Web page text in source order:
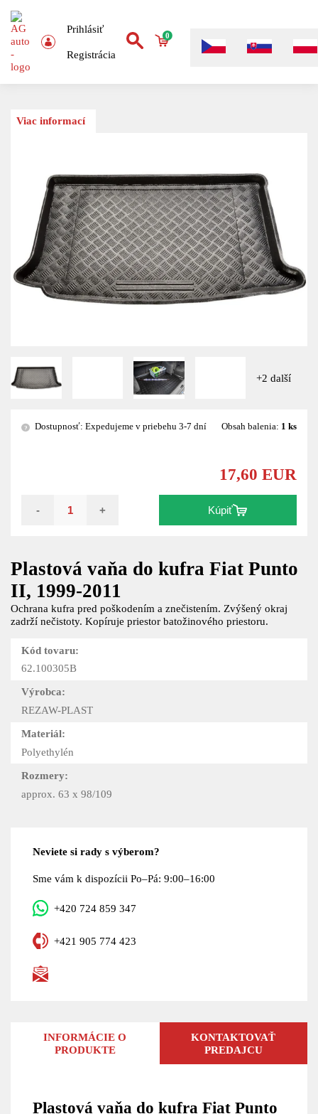
Prihlásiť
Registrácia
0
Viac informací
+2 další
Plastová vaňa do kufra Fiat Punto
II, 1999-2011
Ochrana kufra pred poškodením a znečistením. Zvýšený okraj
zadrží nečistoty. Kopíruje priestor batožinového priestoru.
Kód tovaru:
62.100305B
Výrobca:
REZAW-PLAST
Materiál:
Polyethylén
Rozmery:
approx. 63 x 98/109
? Dostupnosť: Expedujeme v priebehu 3-7 dní Obsah balenia: 1 ks
17,60 EUR
- + Kúpiť
Neviete si rady s výberom?
Sme vám k dispozícii Po–Pá: 9:00–16:00
+420 724 859 347
+421 905 774 423
INFORMÁCIE O
PRODUKTE
KONTAKTOVAŤ
PREDAJCU
Plastová vaňa do kufra Fiat Punto